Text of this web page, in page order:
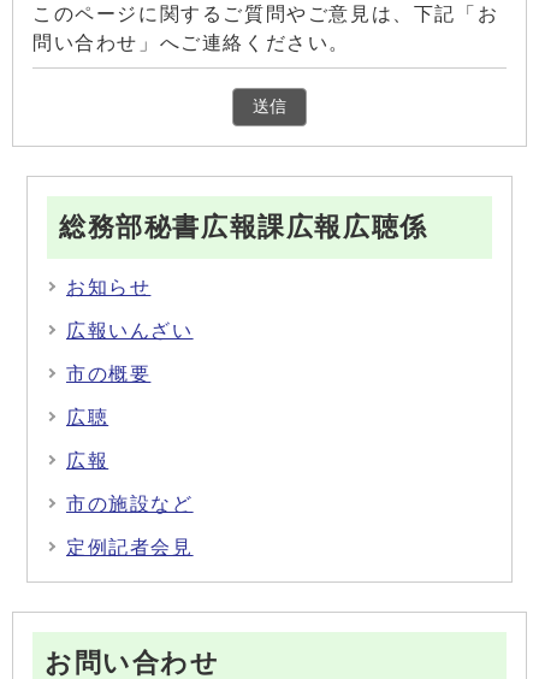
このページに関するご質問やご意見は、下記「お
問い合わせ」へご連絡ください。
総務部秘書広報課広報広聴係
お知らせ
広報いんざい
市の概要
広聴
広報
市の施設など
定例記者会見
お問い合わせ